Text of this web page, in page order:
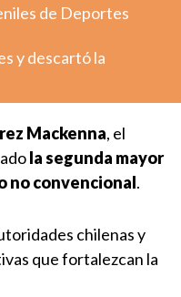
de Deportes
y descartó la
Mackenna, el
la segunda mayor
no convencional.
chilenas y
que fortalezcan la